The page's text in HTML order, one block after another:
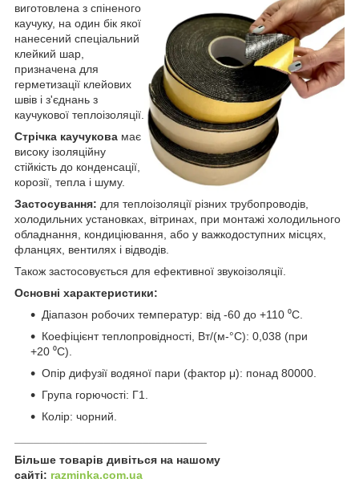
виготовлена з спіненого
каучуку, на один бік якої
нанесений спеціальний
клейкий шар,
призначена для
герметизації клейових
швів і з'єднань з
каучукової теплоізоляції.
Стрічка каучукова має
високу ізоляційну
стійкість до конденсації,
корозії, тепла і шуму.
Застосування: для теплоізоляції різних трубопроводів,
холодильних установках, вітринах, при монтажі холодильного
обладнання, кондиціювання, або у важкодоступних місцях,
фланцях, вентилях і відводів.
Також застосовується для ефективної звукоізоляції.
Основні характеристики:
Діапазон робочих температур: від -60 до +110 ⁰С.
Коефіцієнт теплопровідності, Вт/(м-°С): 0,038 (при
+20 ⁰С).
Опір дифузії водяної пари (фактор μ): понад 80000.
Група горючості: Г1.
Колір: чорний.
Більше товарів дивіться на нашому
сайті: razminka.com.ua